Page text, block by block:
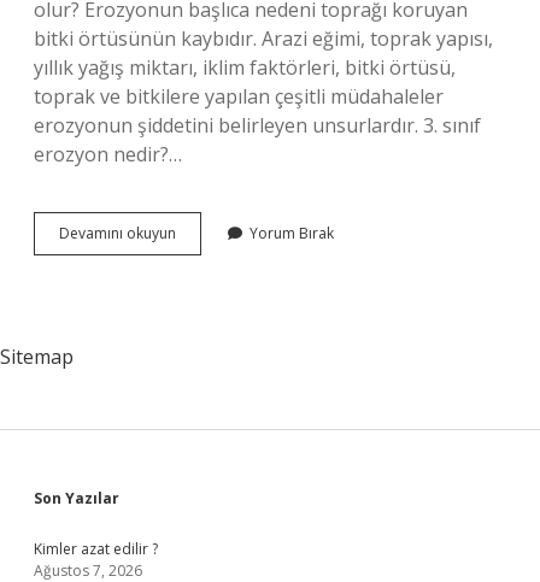
olur? Erozyonun başlıca nedeni toprağı koruyan
bitki örtüsünün kaybıdır. Arazi eğimi, toprak yapısı,
yıllık yağış miktarı, iklim faktörleri, bitki örtüsü,
toprak ve bitkilere yapılan çeşitli müdahaleler
erozyonun şiddetini belirleyen unsurlardır. 3. sınıf
erozyon nedir?…
Devamını okuyun Erozyon
En
Yorum Bırak
Sitemap
Sidebar
Son Yazılar
Kimler azat edilir ?
Ağustos 7, 2026